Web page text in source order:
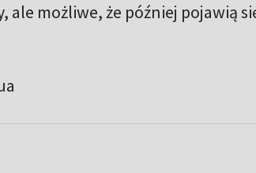
ale możliwe, że później pojawią